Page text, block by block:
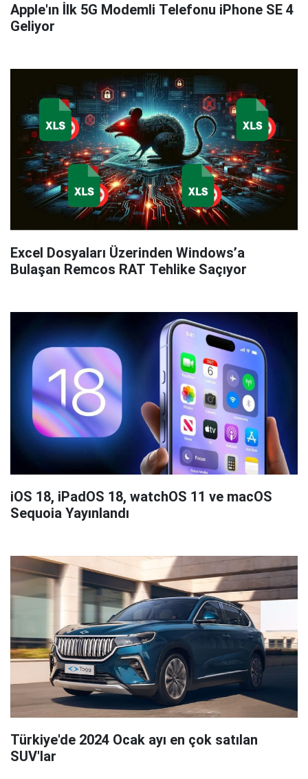
Apple'ın İlk 5G Modemli Telefonu iPhone SE 4
Geliyor
Excel Dosyaları Üzerinden Windows’a
Bulaşan Remcos RAT Tehlike Saçıyor
iOS 18, iPadOS 18, watchOS 11 ve macOS
Sequoia Yayınlandı
Türkiye'de 2024 Ocak ayı en çok satılan
SUV'lar